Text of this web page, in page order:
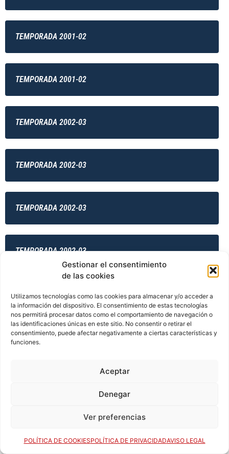
Gestionar el consentimiento
de las cookies
Utilizamos tecnologías como las cookies para almacenar y/o acceder a
la información del dispositivo. El consentimiento de estas tecnologías
nos permitirá procesar datos como el comportamiento de navegación o
las identificaciones únicas en este sitio. No consentir o retirar el
consentimiento, puede afectar negativamente a ciertas características y
funciones.
Aceptar
Denegar
Ver preferencias
POLÍTICA DE COOKIESPOLÍTICA DE PRIVACIDADAVISO LEGAL
TEMPORADA 2001-02
TEMPORADA 2001-02
TEMPORADA 2002-03
TEMPORADA 2002-03
TEMPORADA 2002-03
TEMPORADA 2002-03
TEMPORADA 2003-04
TEMPORADA 2003-04
TEMPORADA 2003-04